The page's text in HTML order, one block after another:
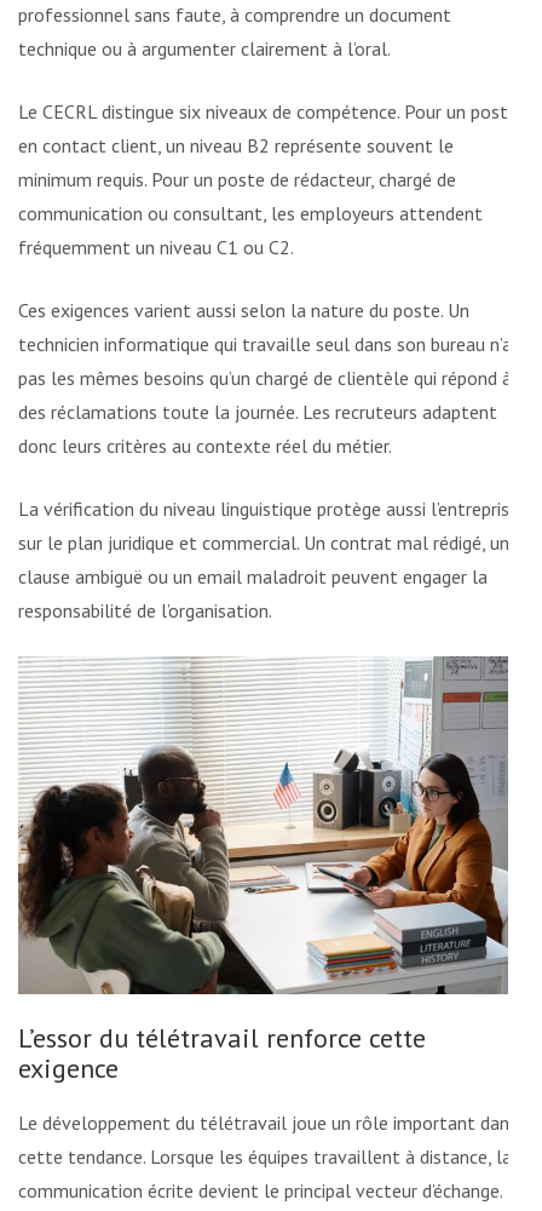
professionnel sans faute, à comprendre un document
technique ou à argumenter clairement à l’oral.
Le CECRL distingue six niveaux de compétence. Pour un poste
en contact client, un niveau B2 représente souvent le
minimum requis. Pour un poste de rédacteur, chargé de
communication ou consultant, les employeurs attendent
fréquemment un niveau C1 ou C2.
Ces exigences varient aussi selon la nature du poste. Un
technicien informatique qui travaille seul dans son bureau n’a
pas les mêmes besoins qu’un chargé de clientèle qui répond à
des réclamations toute la journée. Les recruteurs adaptent
donc leurs critères au contexte réel du métier.
La vérification du niveau linguistique protège aussi l’entreprise
sur le plan juridique et commercial. Un contrat mal rédigé, une
clause ambiguë ou un email maladroit peuvent engager la
responsabilité de l’organisation.
L’essor du télétravail renforce cette
exigence
Le développement du télétravail joue un rôle important dans
cette tendance. Lorsque les équipes travaillent à distance, la
communication écrite devient le principal vecteur d’échange.